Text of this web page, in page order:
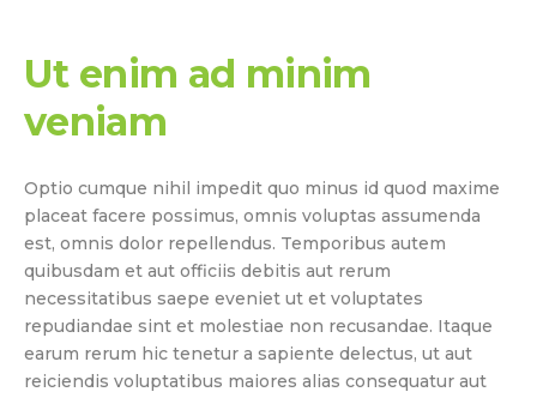
Ut enim ad minim
veniam
Optio cumque nihil impedit quo minus id quod maxime
placeat facere possimus, omnis voluptas assumenda
est, omnis dolor repellendus. Temporibus autem
quibusdam et aut officiis debitis aut rerum
necessitatibus saepe eveniet ut et voluptates
repudiandae sint et molestiae non recusandae. Itaque
earum rerum hic tenetur a sapiente delectus, ut aut
reiciendis voluptatibus maiores alias consequatur aut